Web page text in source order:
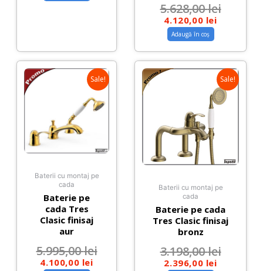
5.628,00lei
4.120,00 lei
Adaugă în coș
Sale!
Baterii cu montaj pe
cada
Baterie pe
cada Tres
Clasic finisaj
aur
5.995,00lei
4.100,00 lei
Sale!
Baterii cu montaj pe
cada
Baterie pe cada
Tres Clasic finisaj
bronz
3.198,00lei
2.396,00 lei